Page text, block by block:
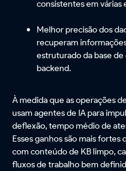
consistentes em várias
Melhor precisão dos
recuperam
estruturado da base
backend.
À medida que as operações
usam agentes de IA para
deflexão, tempo médio de
Esses ganhos são mais
com conteúdo de KB limpo,
fluxos de trabalho bem